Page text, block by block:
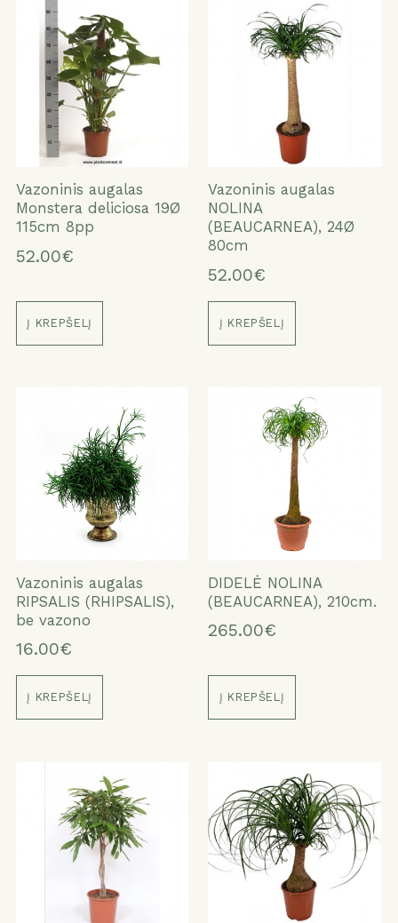
Vazoninis augalas
Monstera deliciosa 19Ø
115cm 8pp
52.00€
Į KREPŠELĮ
Vazoninis augalas
NOLINA
(BEAUCARNEA), 24Ø
80cm
52.00€
Į KREPŠELĮ
Vazoninis augalas
RIPSALIS (RHIPSALIS),
be vazono
16.00€
Į KREPŠELĮ
DIDELĖ NOLINA
(BEAUCARNEA), 210cm.
265.00€
Į KREPŠELĮ